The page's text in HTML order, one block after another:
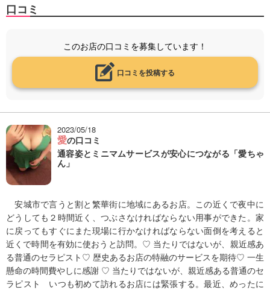
口コミ
このお店の口コミを募集しています！
口コミを投稿する
2023/05/18
愛の口コミ
通容姿とミニマムサービスが安心につながる「愛ちゃ
ん」
安城市で言うと割と繁華街に地域にあるお店。この近くで夜中に
どうしても２時間近く、つぶさなければならない用事ができた。家
に戻ってもすぐにまた現場に行かなければならない面倒を考えると
近くで時間を有効に使おうと訪問。♡ 当たりではないが、親近感あ
る普通のセラピスト♡ 歴史あるお店の特融のサービスを期待♡ 一生
懸命の時間費やしに感謝 ♡ 当たりではないが、親近感ある普通のセ
ラピスト いつも初めて訪れるお店には緊張する。最近、めったに